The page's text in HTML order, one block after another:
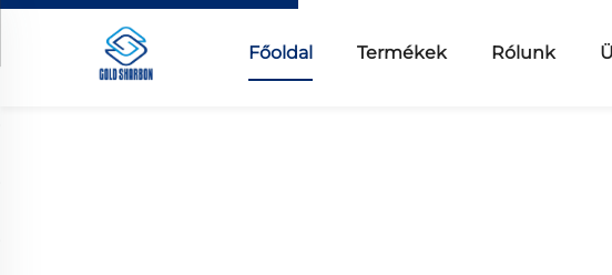
Főoldal Termékek Rólunk